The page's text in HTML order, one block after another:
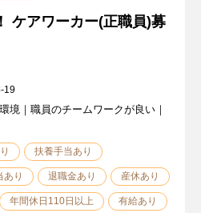
ケアワーカー(正職員)募
19
境｜職員のチームワークが良い｜
扶養手当あり
あり 退職金あり 産休あり
年間休日110日以上 有給あり